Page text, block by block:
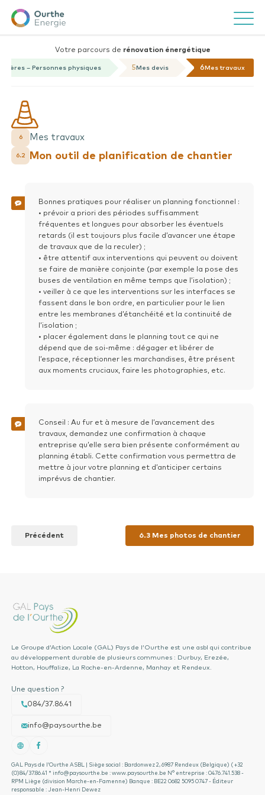
Ourthe
Energie Ouvrir/
Close
Un coup de pouce ?
Effectuez une recherche
Vous avez une question ?
Votre parcours de rénovation énergétique
– Personnes physiques 5Mes devis 6 Mes travaux
6 Mes travaux
6.2 Mon outil de planification de chantier
Bonnes pratiques pour réaliser un planning fonctionnel :
• prévoir a priori des périodes suffisamment
fréquentes et longues pour absorber les éventuels
retards (il est toujours plus facile d’avancer une étape
de travaux que de la reculer) ;
• être attentif aux interventions qui peuvent ou doivent
se faire de manière conjointe (par exemple la pose des
buses de ventilation en même temps que l’isolation) ;
• veiller à ce que les interventions sur les interfaces se
fassent dans le bon ordre, en particulier pour le lien
entre les membranes d’étanchéité et la continuité de
l’isolation ;
• placer également dans le planning tout ce qui ne
dépend que de soi-même : dégager et libérer de
l’espace, réceptionner les marchandises, être présent
aux moments cruciaux, faire les photographies, etc.
Conseil : Au fur et à mesure de l’avancement des
travaux, demandez une confirmation à chaque
entreprise qu’elle sera bien présente conformément au
planning établi. Cette confirmation vous permettra de
mettre à jour votre planning et d’anticiper certains
imprévus de chantier.
Précédent 6.3 Mes photos de chantier
Le Groupe d’Action Locale (GAL) Pays de l’Ourthe est une asbl qui contribue
au développement durable de plusieurs communes : Durbuy, Erezée,
Hotton, Houffalize, La Roche-en-Ardenne, Manhay et Rendeux.
Une question ?
084/37.86.41
info@paysourthe.be
GAL Pays de l’Ourthe ASBL | Siège social : Bardonwez 2, 6987 Rendeux (Belgique) ( +32
(0)84/37.86.41 * info@paysourthe.be : www.paysourthe.be N° entreprise : 0476.741.538 -
RPM Liège (division Marche-en-Famenne) Banque : BE22 0682 5095 0747 - Éditeur
responsable : Jean-Henri Dewez
Nom de la tâche*
Ajouter une pièce jointe
Powered by PQINA
Faites glisser vos fichiers ou
Créer la tâche